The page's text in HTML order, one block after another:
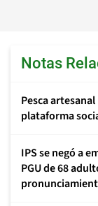
Notas
Pesca
plataforma
IPS se negó a
PGU de 68